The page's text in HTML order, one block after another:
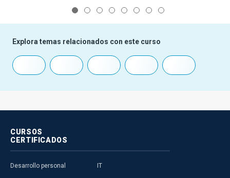
Explora temas relacionados con este curso
CURSOS
CERTIFICADOS
Desarrollo personal IT